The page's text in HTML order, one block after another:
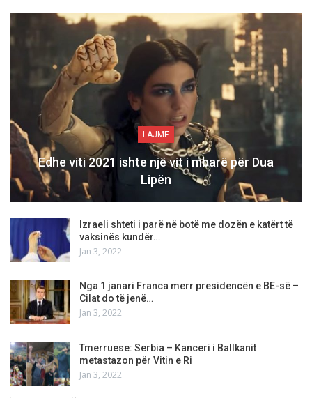
LAJME
Edhe viti 2021 ishte një vit i mbarë për Dua
Lipën
Izraeli shteti i parë në botë me dozën e katërt të
vaksinës kundër…
Jan 3, 2022
Nga 1 janari Franca merr presidencën e BE-së –
Cilat do të jenë…
Jan 3, 2022
Tmerruese: Serbia – Kanceri i Ballkanit
metastazon për Vitin e Ri
Jan 3, 2022